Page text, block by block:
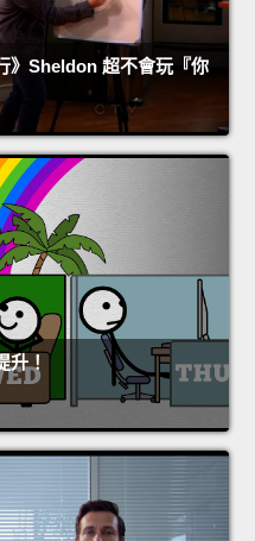
》Sheldon 超不會玩『你
升！